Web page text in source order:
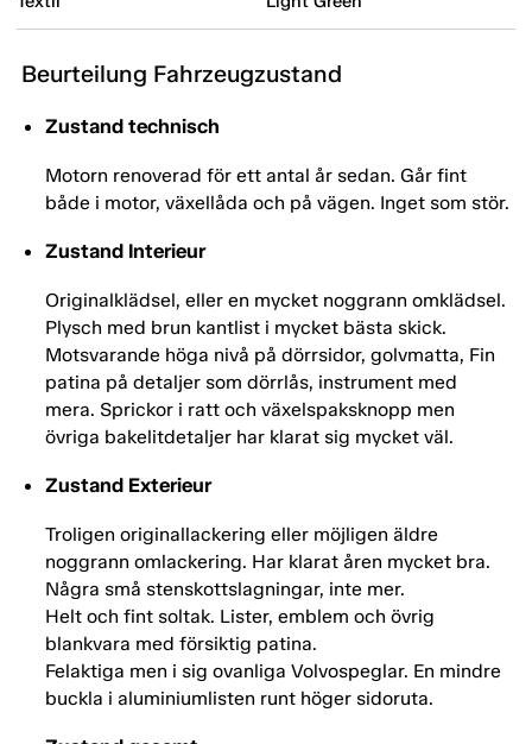
Beurteilung Fahrzeugzustand
Zustand technisch
Motorn renoverad för ett antal år sedan. Går fint
både i motor, växellåda och på vägen. Inget som stör.
Zustand Interieur
Originalklädsel, eller en mycket noggrann omklädsel.
Plysch med brun kantlist i mycket bästa skick.
Motsvarande höga nivå på dörrsidor, golvmatta, Fin
patina på detaljer som dörrlås, instrument med
mera. Sprickor i ratt och växelspaksknopp men
övriga bakelitdetaljer har klarat sig mycket väl.
Zustand Exterieur
Troligen originallackering eller möjligen äldre
noggrann omlackering. Har klarat åren mycket bra.
Några små stenskottslagningar, inte mer.
Helt och fint soltak. Lister, emblem och övrig
blankvara med försiktig patina.
Felaktiga men i sig ovanliga Volvospeglar. En mindre
buckla i aluminiumlisten runt höger sidoruta.